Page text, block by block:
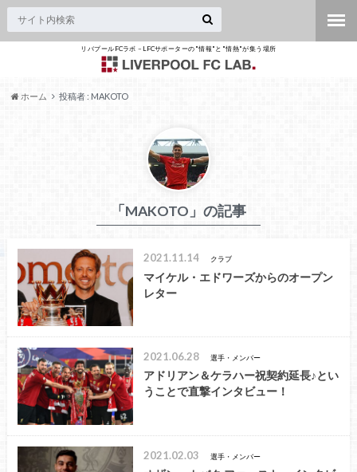
リバプールFCラボ – LFCサポーターの"情報"と"情熱"が集う場所
ホーム 投稿者 : MAKOTO
「MAKOTO」の記事
2021.11.14 クラブ
マイケル・エドワーズからのオープン
レター
2021.06.28 選手・メンバー
アドリアン＆ケラハー祝契約延長♪とい
うことで直撃インタビュー！
2021.02.03 選手・メンバー